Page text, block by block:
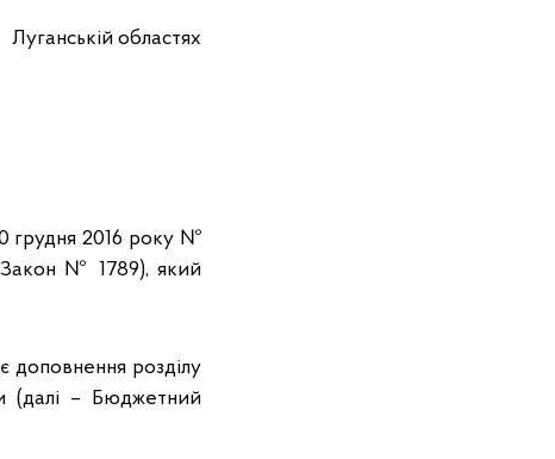
Луганській областях
грудня 2016 року №
Закон № 1789), який
доповнення розділу
(далі – Бюджетний